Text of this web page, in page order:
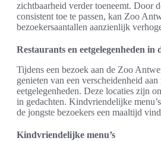
zichtbaarheid verder toeneemt. Door
consistent toe te passen, kan Zoo
bezoekersaantallen aanzienlijk
Restaurants en eetgelegenheden in
Tijdens een bezoek aan de Zoo
genieten van een verscheidenheid aan
eetgelegenheden. Deze locaties zijn
in gedachten. Kindvriendelijke
de jongste bezoekers een maaltijd
Kindvriendelijke menu’s